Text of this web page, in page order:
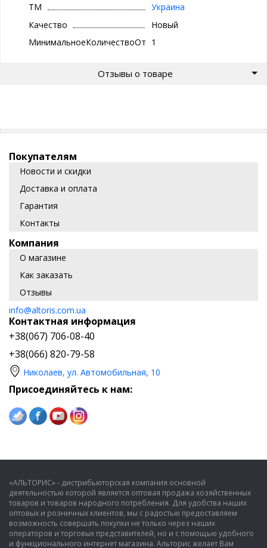
ТМ
Украина
Качество
Новый
МинимальноеКоличествоОтгрузки
1
Отзывы о товаре
Покупателям
Новости и скидки
Доставка и оплата
Гарантия
Контакты
Компания
О магазине
Как заказать
Отзывы
info@altoris.com.ua
Контактная информация
+38(067) 706-08-40
+38(066) 820-79-58
Николаев, ул. Автомобильная, 10
Присоединяйтесь к нам:
«АЛЬТОРИС» - дистрибьюторская компания основной
деятельностью которой является оптовая продажа хозяйственных
товаров и товаров народного потребления. Для удобства наших
оптовых и розничных клиентов, мы с радостью предоставляем
возможность совершать покупки не только через наших
операторов и торговых представителей, но и с помощью удобного
и функционального интернет магазина. Альторис желает Вам